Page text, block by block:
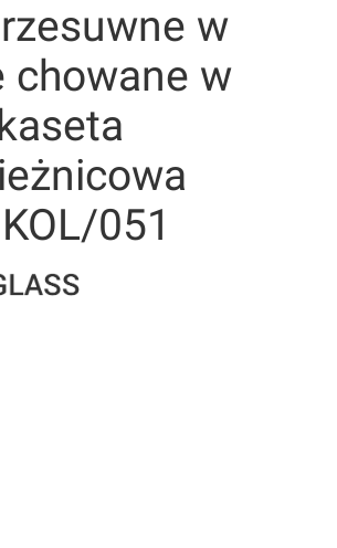
w
chowane w
051